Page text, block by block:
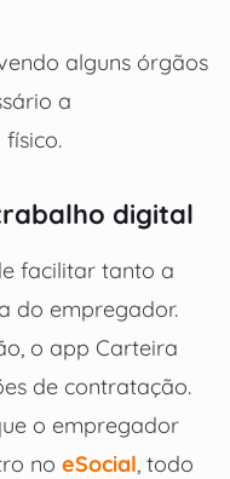
alguns órgãos
a
digital
facilitar tanto a
do empregador.
o app Carteira
de contratação.
o empregador
no eSocial , todo